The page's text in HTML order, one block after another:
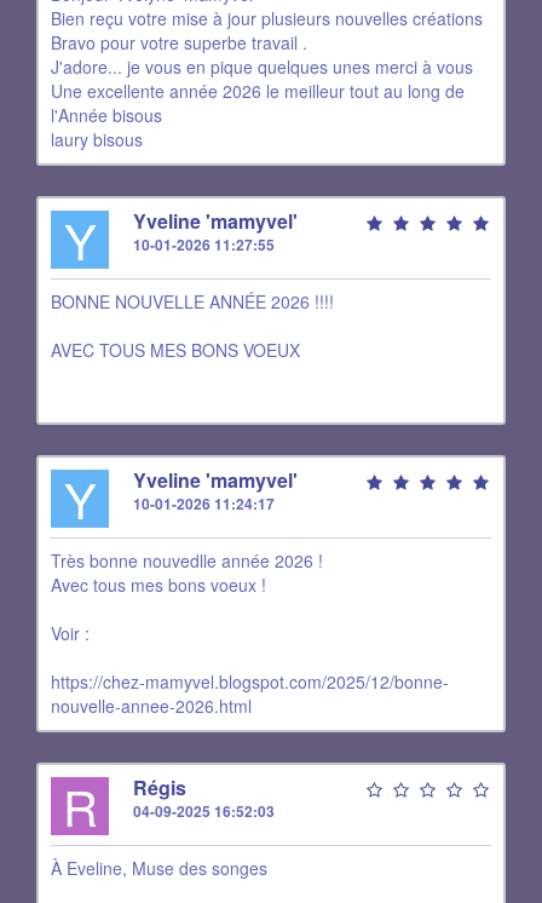
Bien reçu votre mise à jour plusieurs nouvelles créations
Bravo pour votre superbe travail .
J'adore... je vous en pique quelques unes merci à vous
Une excellente année 2026 le meilleur tout au long de
l'Année bisous
laury bisous
Y Yveline 'mamyvel'
10-01-2026 11:27:55
BONNE NOUVELLE ANNÉE 2026 !!!!
AVEC TOUS MES BONS VOEUX
Y Yveline 'mamyvel'
10-01-2026 11:24:17
Très bonne nouvedlle année 2026 !
Avec tous mes bons voeux !
Voir :
https://chez-mamyvel.blogspot.com/2025/12/bonne-
nouvelle-annee-2026.html
R Régis
04-09-2025 16:52:03
À Eveline, Muse des songes